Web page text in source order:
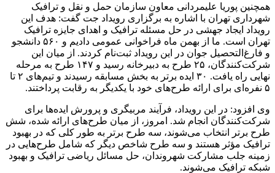
همچنین پوریا علیمردانی معاون سازمان حمل و نقل و ترافیک
شهرداری تهران با اشاره به برگزاری رویداد جت گفت: هدف این
رویداد ایجاد جهشی در حل مسئله ترافیک و اهدای جایزه ترافیک
تهران است. ما از بهمن ماه فراخوانی عمومی دادیم و ۵۶۰ دانشجو
و فارغ‌التحصیل جوان در این رویداد ثبت‌نام کردند. از میان این
شرکت‌کنندگان، ۲۵ طرح به دبیرخانه رسید و ۱۴۷ طرح به مرحله
نهایی راه یافت. ۳۰ ایده برتر به بخش مسابقه رسیدند و تیم‌های ۲ تا
۵ نفره‌ای برای ارائه طرح‌های خود با یکدیگر به رقابت پرداختند.
وی افزود: در این رویداد، فرآیند مربیگری و پرورش ایده‌ها برای
شرکت‌کنندگان انجام شد. امروز، از میان طرح‌های ارائه شده، شش
طرح برتر انتخاب می‌شوند، سه طرح برتر به طور کلی که در بهبود
ترافیک مؤثر هستند و سه طرح شاخص دیگر که شامل طرح‌هایی در
زمینه جلب مشارکت شهروندان، حل مسائل ریاضی ترافیک و بهبود
شبکه ترافیک می‌شوند.